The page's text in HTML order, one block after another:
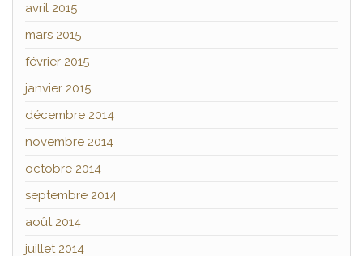
avril 2015
mars 2015
février 2015
janvier 2015
décembre 2014
novembre 2014
octobre 2014
septembre 2014
août 2014
juillet 2014